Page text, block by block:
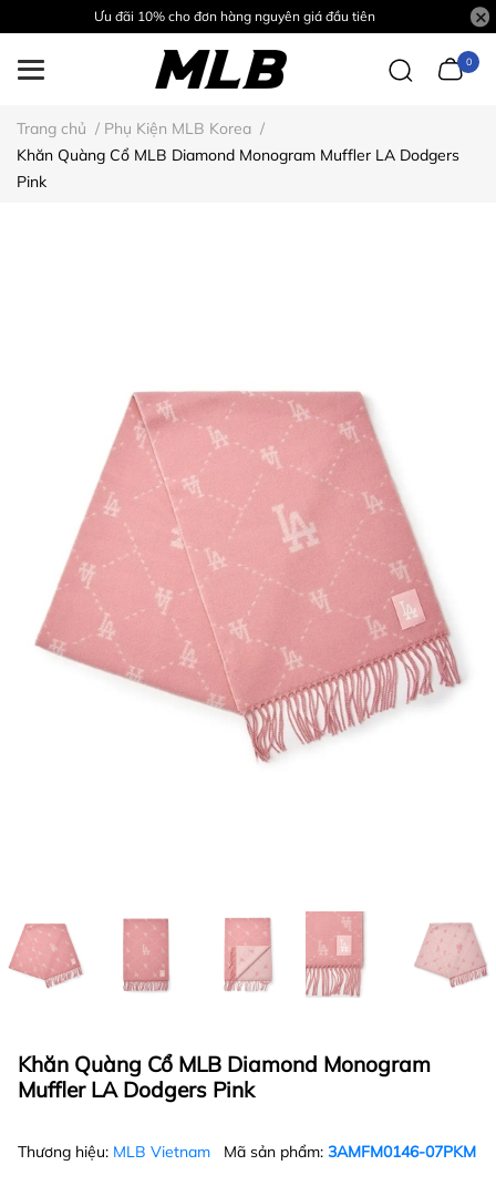
Ưu đãi 10% cho đơn hàng nguyên giá đầu tiên
0
Trang chủ / Phụ Kiện MLB Korea /
Khăn Quàng Cổ MLB Diamond Monogram Muffler LA Dodgers
Pink
Khăn Quàng Cổ MLB Diamond Monogram
Muffler LA Dodgers Pink
Thương hiệu: MLB Vietnam Mã sản phẩm: 3AMFM0146-07PKM